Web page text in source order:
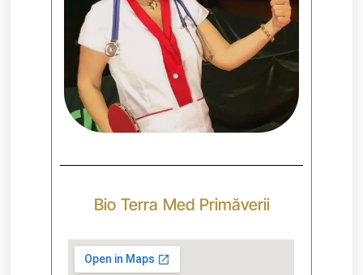
Bio Terra Med Primăverii